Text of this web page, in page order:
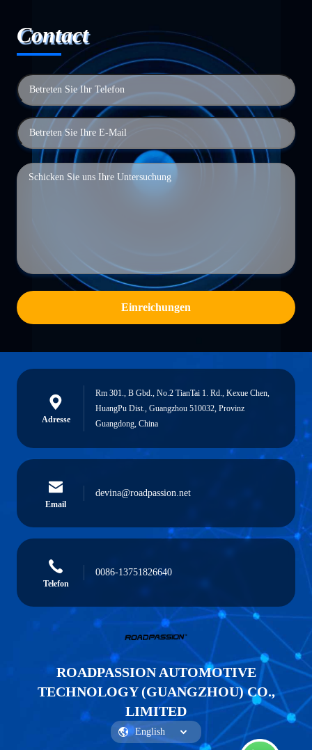
Contact
Einreichungen
Adresse
Rm 301., B Gbd., No.2 TianTai 1. Rd., Kexue Chen,
HuangPu Dist., Guangzhou 510032, Provinz
Guangdong, China
Email
devina@roadpassion.net
Telefon
0086-13751826640
ROADPASSION AUTOMOTIVE
TECHNOLOGY (GUANGZHOU) CO.,
LIMITED